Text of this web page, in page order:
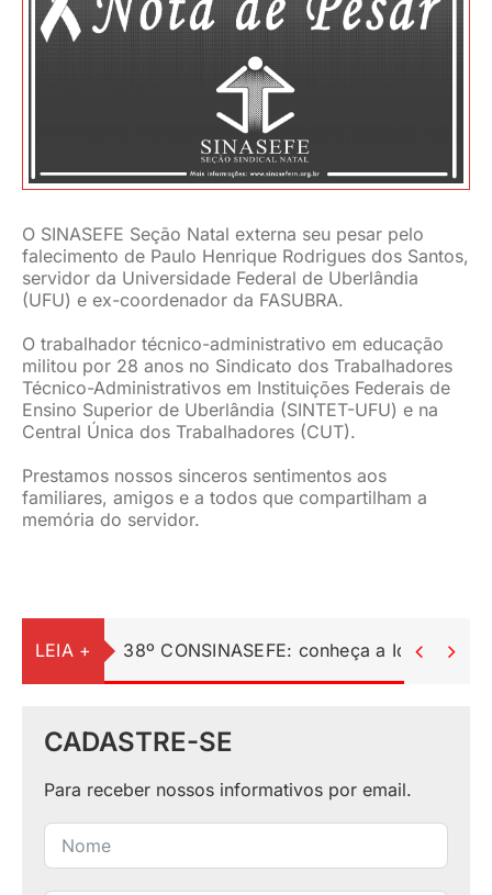
JURÍDICO
O SINASEFE Seção Natal externa seu pesar pelo
falecimento de Paulo Henrique Rodrigues dos Santos,
servidor da Universidade Federal de Uberlândia
(UFU) e ex-coordenador da FASUBRA.
O trabalhador técnico-administrativo em educação
militou por 28 anos no Sindicato dos Trabalhadores
Técnico-Administrativos em Instituições Federais de
Ensino Superior de Uberlândia (SINTET-UFU) e na
Central Única dos Trabalhadores (CUT).
Prestamos nossos sinceros sentimentos aos
familiares, amigos e a todos que compartilham a
memória do servidor.
LEIA + 38º CONSINASEFE: conheça a  
CADASTRE-SE
Para receber nossos informativos por email.